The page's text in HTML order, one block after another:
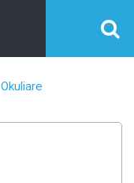
Okuliare